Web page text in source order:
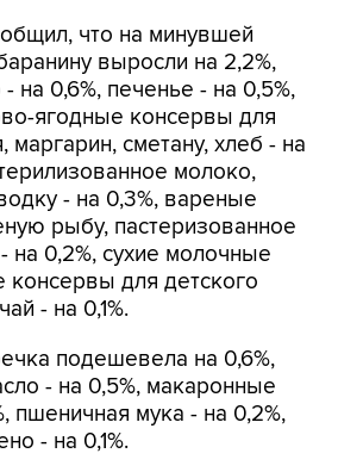
что на минувшей
выросли на 2,2%,
на 0,6%, печенье - на 0,5%,
ягодные консервы для
маргарин, сметану, хлеб - на
молоко,
- на 0,3%, вареные
рыбу, пастеризованное
на 0,2%, сухие молочные
для детского
- на 0,1%.
подешевела на 0,6%,
- на 0,5%, макаронные
пшеничная мука - на 0,2%,
- на 0,1%.